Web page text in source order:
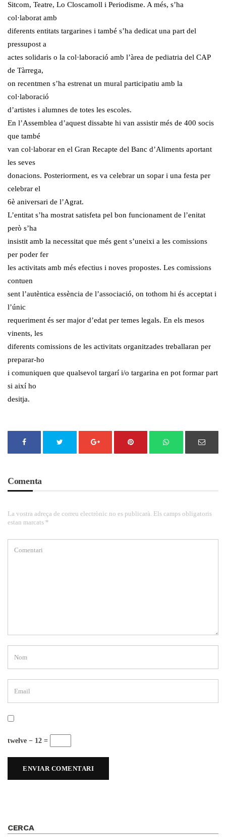
Sitcom, Teatre, Lo Closcamoll i Periodisme. A més, s’ha
col·laborat amb
diferents entitats targarines i també s’ha dedicat una part del
pressupost a
actes solidaris o la col·laboració amb l’àrea de pediatria del CAP
de Tàrrega,
on recentmen s’ha estrenat un mural participatiu amb la
col·laboració
d’artistes i alumnes de totes les escoles.
En l’Assemblea d’aquest dissabte hi van assistir més de 400 socis
que també
van col·laborar en el Gran Recapte del Banc d’Aliments aportant
les seves
donacions. Posteriorment, es va celebrar un sopar i una festa per
celebrar el
6è aniversari de l’Agrat.
L’entitat s’ha mostrat satisfeta pel bon funcionament de l’enitat
però s’ha
insistit amb la necessitat que més gent s’uneixi a les comissions
per poder fer
les activitats amb més efectius i noves propostes. Les comissions
contuen
sent l’autèntica essència de l’associació, on tothom hi és acceptat i
l’únic
requeriment és ser major d’edat per temes legals. En els mesos
vinents, les
diferents comissions de les activitats organitzades treballaran per
preparar-ho
i comuniquen que qualsevol targarí i/o targarina en pot formar part
si així ho
desitja.
Comenta
La vostra adreça de correu electrònic no es publicarà. Els camps obligatoris
estan marcats *
twelve − 12 =
CERCA